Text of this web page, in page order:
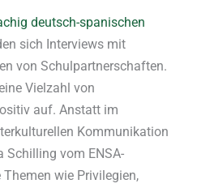
deutsch-spanischen
sich Interviews mit
von Schulpartnerschaften.
Vielzahl von
auf. Anstatt im
Kommunikation
Schilling vom ENSA-
wie Privilegien,